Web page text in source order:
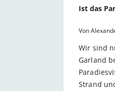
Ist das
Von
Wir sind
Garland
Strand